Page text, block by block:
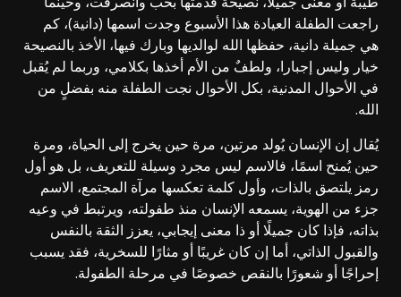
راجعت الطفلة العيادة هذا الأسبوع وجدت اسمها (دانية)، كم
هي جميلة دانية، حفظها الله لوالديها وبارك فيها، الأخذ بالنصيحة
خيار وليس إجبارا، ولطفٌ من الأم أخذها بكلامي، وربما لم يُقبل
في الأحوال المدنية، بكل الأحوال نجت الطفلة منه بفضلٍ من
الله.
يُقال إن الإنسان يُولد مرتين، مرة حين يخرج إلى الحياة، ومرة
حين يُمنح اسمًا، فالاسم ليس مجرد وسيلة للتعريف، بل هو أول
رمز يلتصق بالذات، وأول كلمة تعكسها مرآة المجتمع، الاسم
جزء من الهوية، يسمعه الإنسان منذ طفولته، ويرتبط في وعيه
بذاته، فإذا كان جميلًا أو ذا معنى إيجابي، يعزز الثقة بالنفس
والقبول الذاتي، أما إن كان غريبًا أو مثارًا للسخرية، فقد يسبب
إحراجًا أو شعورًا بالنقص خصوصًا في مرحلة الطفولة.